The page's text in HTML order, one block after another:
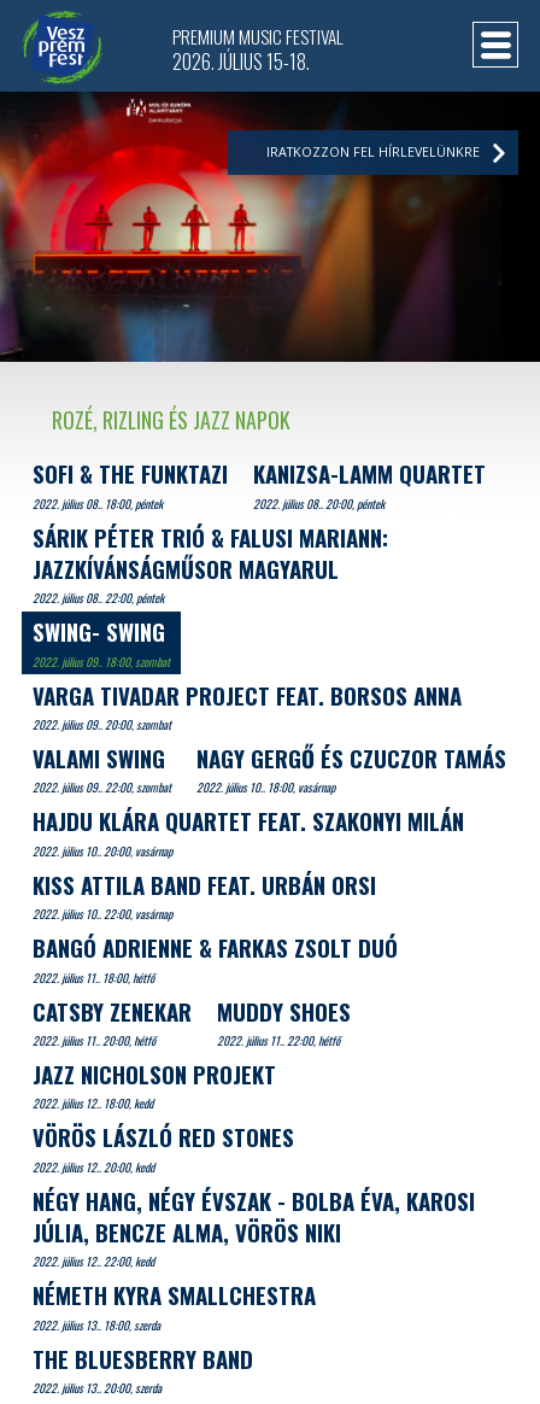
ROZÉ, RIZLING ÉS JAZZ NAPOK
SOFI & THE FUNKTAZI
2022. július 08.. 18:00, péntek
KANIZSA-LAMM QUARTET
2022. július 08.. 20:00, péntek
SÁRIK PÉTER TRIÓ & FALUSI MARIANN:
JAZZKÍVÁNSÁGMŰSOR MAGYARUL
2022. július 08.. 22:00, péntek
SWING- SWING
2022. július 09.. 18:00, szombat
VARGA TIVADAR PROJECT FEAT. BORSOS ANNA
2022. július 09.. 20:00, szombat
VALAMI SWING
2022. július 09.. 22:00, szombat
NAGY GERGŐ ÉS CZUCZOR TAMÁS
2022. július 10.. 18:00, vasárnap
HAJDU KLÁRA QUARTET FEAT. SZAKONYI MILÁN
2022. július 10.. 20:00, vasárnap
KISS ATTILA BAND FEAT. URBÁN ORSI
2022. július 10.. 22:00, vasárnap
BANGÓ ADRIENNE & FARKAS ZSOLT DUÓ
2022. július 11.. 18:00, hétfő
CATSBY ZENEKAR
2022. július 11.. 20:00, hétfő
MUDDY SHOES
2022. július 11.. 22:00, hétfő
JAZZ NICHOLSON PROJEKT
2022. július 12.. 18:00, kedd
VÖRÖS LÁSZLÓ RED STONES
2022. július 12.. 20:00, kedd
NÉGY HANG, NÉGY ÉVSZAK - BOLBA ÉVA, KAROSI
JÚLIA, BENCZE ALMA, VÖRÖS NIKI
2022. július 12.. 22:00, kedd
NÉMETH KYRA SMALLCHESTRA
2022. július 13.. 18:00, szerda
THE BLUESBERRY BAND
2022. július 13.. 20:00, szerda
PREMIUM MUSIC FESTIVAL
2026. JÚLIUS 15-18.
IRATKOZZON FEL HÍRLEVELÜNKRE